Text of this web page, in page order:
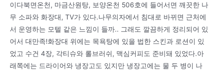
이다북면온천, 마금산원탕, 보양온천 506호에 들어서면 깨끗한 나
무 소파와 화장대, TV가 있다.나무의자에서 침대로 바뀌면 근처에
서 운영하는 모텔 같은 느낌이 들까.. 그래도 깔끔하게 정리되어 있
어서 대만족!화장대 위에는 목욕탕에 있을 법한 스킨과 로션이 있
었고 수건 4장, 각티슈와 롤브러쉬, 맥심커피도 준비돼 있었다.아
래쪽에는 드라이어와 냉장고도 있지만 냉장고에는 물 두 병이 나